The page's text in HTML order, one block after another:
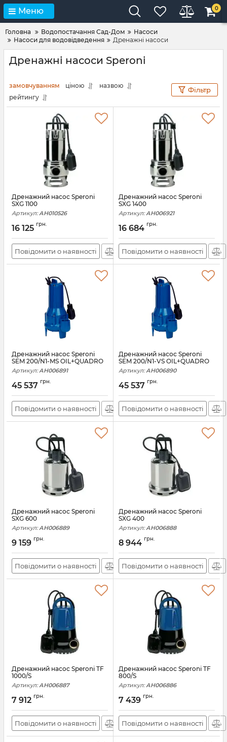
Меню 0
Головна Водопостачання Сад-Дом
Насоси
Насоси для водовідведення
Дренажні насоси
Дренажні насоси Speroni
замовчуванням ціною
назвою
рейтингу
Фільтр
Дренажний насос Speroni
SXG 1100
Артикул: АН010526
16 125 грн.
Повідомити о наявності
Дренажний насос Speroni
SXG 1400
Артикул: АН006921
16 684 грн.
Повідомити о наявності
Дренажний насос Speroni
SEM 200/N1-MS OIL+QUADRO
Артикул: АН006891
45 537 грн.
Повідомити о наявності
Дренажний насос Speroni
SEM 200/N1-VS OIL+QUADRO
Артикул: АН006890
45 537 грн.
Повідомити о наявності
Дренажний насос Speroni
SXG 600
Артикул: АН006889
9 159 грн.
Повідомити о наявності
Дренажний насос Speroni
SXG 400
Артикул: АН006888
8 944 грн.
Повідомити о наявності
Дренажний насос Speroni TF
1000/S
Артикул: АН006887
7 912 грн.
Повідомити о наявності
Дренажний насос Speroni TF
800/S
Артикул: АН006886
7 439 грн.
Повідомити о наявності